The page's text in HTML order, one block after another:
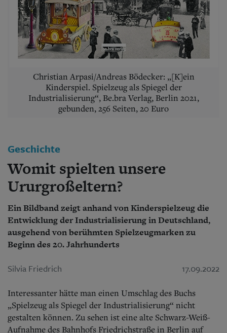
Start
Wer wir sind
Aktuelle Ausgabe
Abonnenten-Login
Abonnent werden
Abo Prämien
Archiv
Mediadaten
Kontakt
Impressum
Christian Arpasi/Andreas Bödecker: „[K]ein
Kinderspiel. Spielzeug als Spiegel der
Industrialisierung“, Be.bra Verlag, Berlin 2021,
gebunden, 256 Seiten, 20 Euro
Geschichte
Womit spielten unsere
Ururgroßeltern?
Ein Bildband zeigt anhand von Kinderspielzeug die
Entwicklung der Industrialisierung in Deutschland,
ausgehend von berühmten Spielzeugmarken zu
Beginn des 20. Jahrhunderts
Silvia Friedrich 17.09.2022
Interessanter hätte man einen Umschlag des Buchs
„Spielzeug als Spiegel der Industrialisierung“ nicht
gestalten können. Zu sehen ist eine alte Schwarz-Weiß-
Aufnahme des Bahnhofs Friedrichstraße in Berlin auf